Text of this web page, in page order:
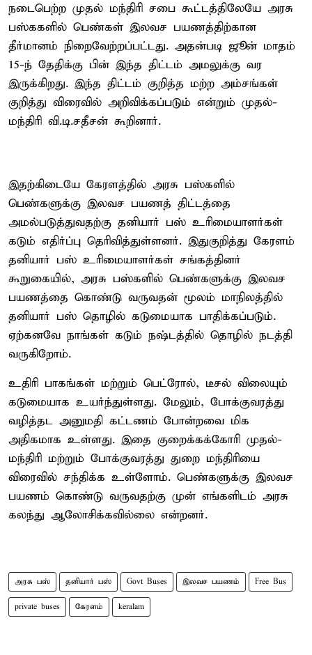
நடைபெற்ற முதல் மந்திரி சபை கூட்டத்திலேயே அரசு
பஸ்ககளில் பெண்கள் இலவச பயணத்திற்கான
தீர்மானம் நிறைவேற்றப்பட்டது. அதன்படி ஜூன் மாதம்
15-ந் தேதிக்கு பின் இந்த திட்டம் அமலுக்கு வர
இருக்கிறது. இந்த திட்டம் குறித்த மற்ற அம்சங்கள்
குறித்து விரைவில் அறிவிக்கப்படும் என்றும் முதல்-
மந்திரி வி.டி.சதீசன் கூறினார்.
இதற்கிடையே கேரளத்தில் அரசு பஸ்களில்
பெண்களுக்கு இலவச பயணத் திட்டத்தை
அமல்படுத்துவதற்கு தனியார் பஸ் உரிமையாளர்கள்
கடும் எதிர்ப்பு தெரிவித்துள்ளனர். இதுகுறித்து கேரளம்
தனியார் பஸ் உரிமையாளர்கள் சங்கத்தினர்
கூறுகையில், அரசு பஸ்களில் பெண்களுக்கு இலவச
பயணத்தை கொண்டு வருவதன் மூலம் மாநிலத்தில்
தனியார் பஸ் தொழில் கடுமையாக பாதிக்கப்படும்.
ஏற்கனவே நாங்கள் கடும் நஷ்டத்தில் தொழில் நடத்தி
வருகிறோம்.
உதிரி பாகங்கள் மற்றும் பெட்ரோல், டீசல் விலையும்
கடுமையாக உயர்ந்துள்ளது. மேலும், போக்குவரத்து
வழித்தட அனுமதி கட்டணம் போன்றவை மிக
அதிகமாக உள்ளது. இதை குறைக்கக்கோரி முதல்-
மந்திரி மற்றும் போக்குவரத்து துறை மந்திரியை
விரைவில் சந்திக்க உள்ளோம். பெண்களுக்கு இலவச
பயணம் கொண்டு வருவதற்கு முன் எங்களிடம் அரசு
கலந்து ஆலோசிக்கவில்லை என்றனர்.
அரசு பஸ் தனியார் பஸ் Govt Buses இலவச பயணம் Free Bus
private buses கேரளம் keralam